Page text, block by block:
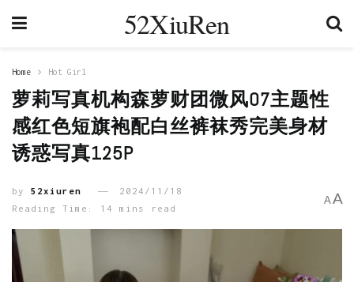
52XiuRen
Home Hot Girl
萝莉写真机构森萝财团微风07主题性
感红色短旗袍配白丝裤袜秀完美身材
诱惑写真125P
by 52xiuren
2024/11/18
Reading Time: 14 mins read
A A